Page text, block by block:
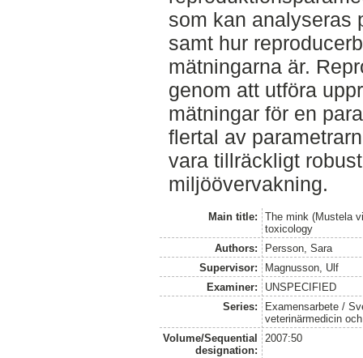
som kan analyseras
samt hur
mätningarna är.
genom att utföra
mätningar för en
flertal av
vara tillräckligt
miljöövervakning.
Main title:
The mink (Mustela
toxicology
Authors:
Persson, Sara
Supervisor:
Magnusson, Ulf
Examiner:
UNSPECIFIED
Series:
Examensarbete /
veterinärmedicin
Volume/Sequential
designation:
2007:50